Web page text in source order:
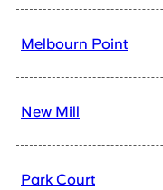
Melbourn Point
New Mill
Park Court